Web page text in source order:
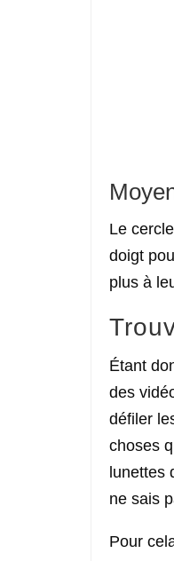
Le
doigt
plus à
Étant
des
défiler
choses
lunettes
ne sais
Pour